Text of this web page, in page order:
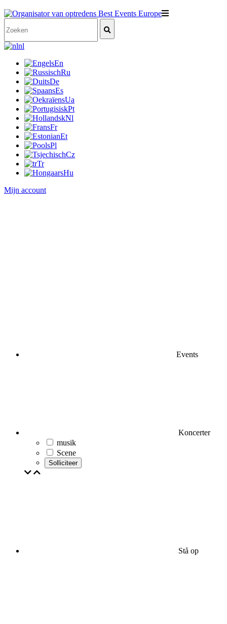
nl
En
Ru
De
Es
Ua
Pt
Nl
Fr
Et
Pl
Cz
Tr
Hu
Mijn account
Events
Koncerter
musik
Scene
Solliciteer
Stå op